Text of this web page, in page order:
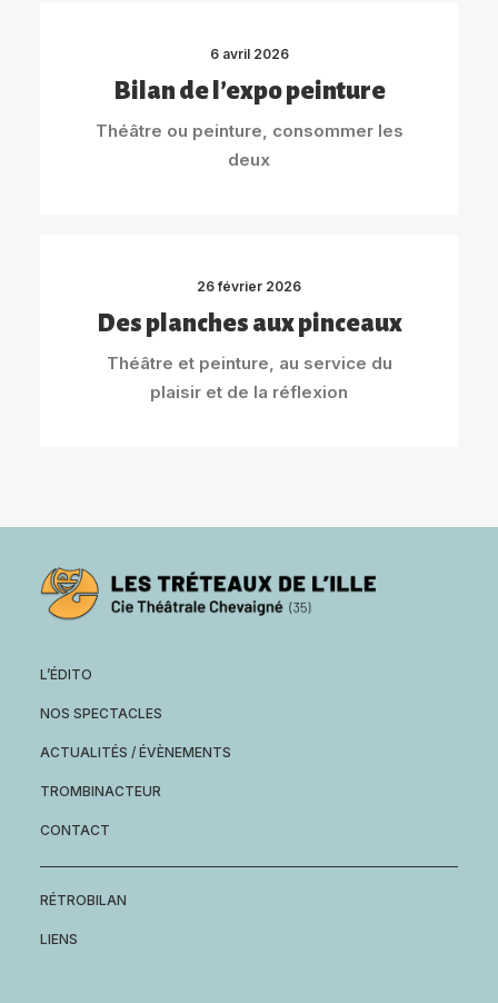
6 avril 2026
Bilan de l’expo peinture
Théâtre ou peinture, consommer les
deux
26 février 2026
Des planches aux pinceaux
Théâtre et peinture, au service du
plaisir et de la réflexion
L’ÉDITO
NOS SPECTACLES
ACTUALITÉS / ÉVÈNEMENTS
TROMBINACTEUR
CONTACT
RÉTROBILAN
LIENS